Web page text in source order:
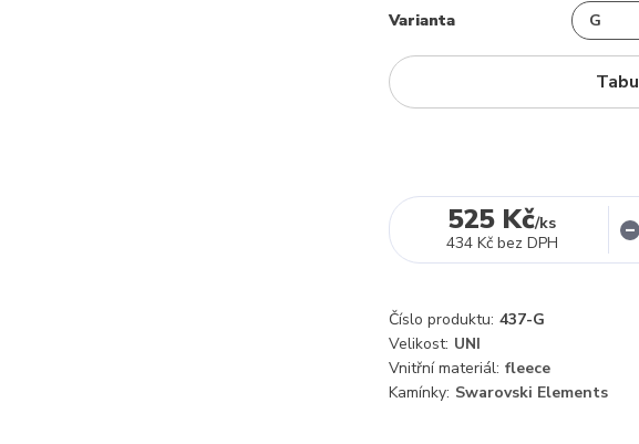
Varianta
525 Kč/ks
434 Kč bez DPH
Číslo produktu: 437-G
Velikost: UNI
Vnitřní materiál: fleece
Kamínky: Swarovski Elements